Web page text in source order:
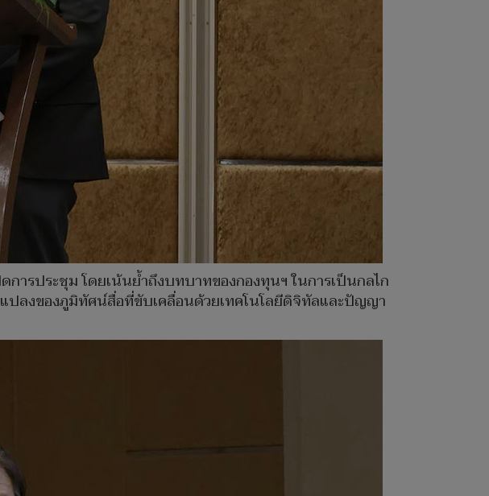
ารประชุม โดยเน้นย้ำถึงบทบาทของกองทุนฯ ในการเป็นกลไก
ลงของภูมิทัศน์สื่อที่ขับเคลื่อนด้วยเทคโนโลยีดิจิทัลและปัญญา